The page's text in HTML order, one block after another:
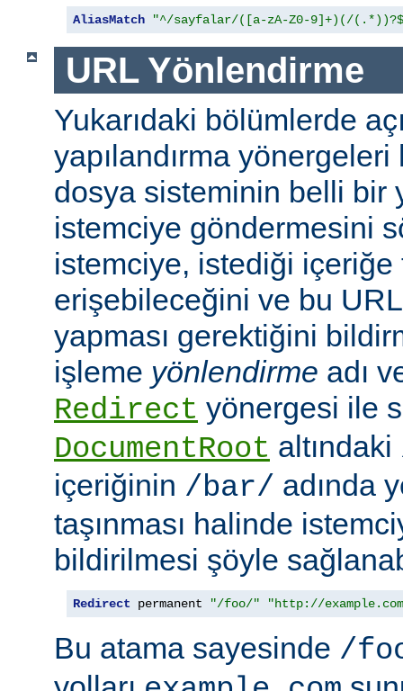
AliasMatch "^/sayfalar/([a-zA-Z0-9]+)(/
URL Yönlendirme
Yukarıdaki bölümlerde
yapılandırma yönergeleri
dosya sisteminin belli bir
istemciye göndermesini
istemciye, istediği içeriğe
erişebileceğini ve bu
yapması gerektiğini
işleme yönlendirme adı
Redirect yönergesi ile
DocumentRoot altındaki
içeriğinin /bar/ adında
taşınması halinde
bildirilmesi şöyle
Redirect permanent "/foo/" "http://
Bu atama sayesinde /